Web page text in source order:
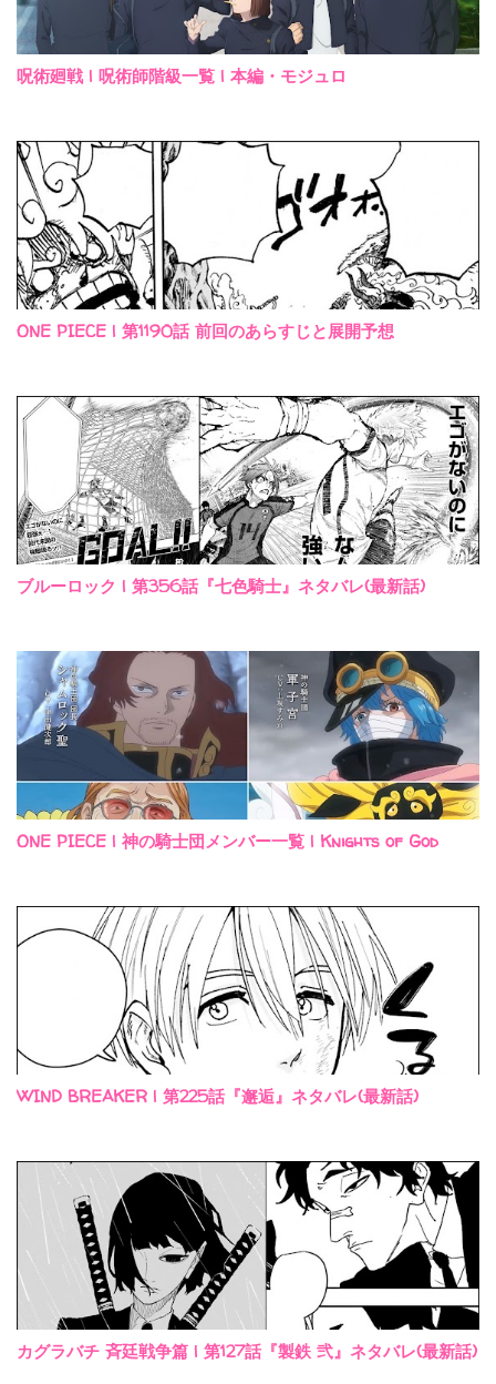
呪術廻戦 | 呪術師階級一覧 | 本編・モジュロ
ONE PIECE | 第1190話 前回のあらすじと展開予想
ブルーロック | 第356話『七色騎士』ネタバレ(最新話)
ONE PIECE | 神の騎士団メンバー一覧 | Knights of God
WIND BREAKER | 第225話『邂逅』ネタバレ(最新話)
カグラバチ 斉廷戦争篇 | 第127話『製鉄 弐』ネタバレ(最新話)